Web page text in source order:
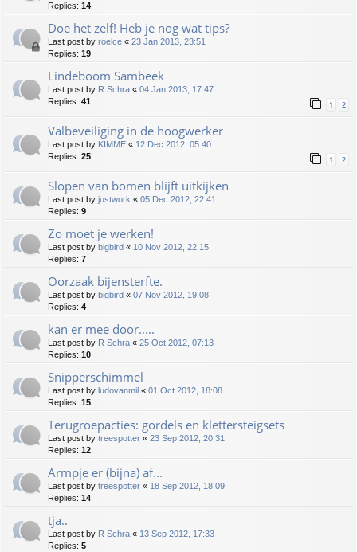
Replies: 14
Doe het zelf! Heb je nog wat tips?
Last post by roelce « 23 Jan 2013, 23:51
Replies: 19
Lindeboom Sambeek
Last post by R Schra « 04 Jan 2013, 17:47
Replies: 41 1 2
Valbeveiliging in de hoogwerker
Last post by KIMME « 12 Dec 2012, 05:40
Replies: 25 1 2
Slopen van bomen blijft uitkijken
Last post by justwork « 05 Dec 2012, 22:41
Replies: 9
Zo moet je werken!
Last post by bigbird « 10 Nov 2012, 22:15
Replies: 7
Oorzaak bijensterfte.
Last post by bigbird « 07 Nov 2012, 19:08
Replies: 4
kan er mee door.....
Last post by R Schra « 25 Oct 2012, 07:13
Replies: 10
Snipperschimmel
Last post by ludovanmil « 01 Oct 2012, 18:08
Replies: 15
Terugroepacties: gordels en klettersteigsets
Last post by treespotter « 23 Sep 2012, 20:31
Replies: 12
Armpje er (bijna) af...
Last post by treespotter « 18 Sep 2012, 18:09
Replies: 14
tja..
Last post by R Schra « 13 Sep 2012, 17:33
Replies: 5